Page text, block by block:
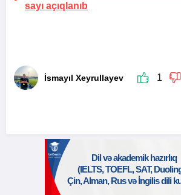
sayı açıqlanıb
İsmayıl Xeyrullayev 1